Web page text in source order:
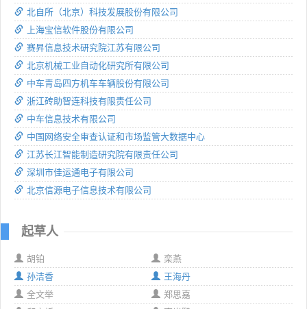
北自所（北京）科技发展股份有限公司
上海宝信软件股份有限公司
赛昇信息技术研究院江苏有限公司
北京机械工业自动化研究所有限公司
中车青岛四方机车车辆股份有限公司
浙江砖助智连科技有限责任公司
中车信息技术有限公司
中国网络安全审查认证和市场监管大数据中心
江苏长江智能制造研究院有限责任公司
深圳市佳运通电子有限公司
北京信源电子信息技术有限公司
起草人
胡铂
栾燕
孙洁香
王海丹
全文举
郑思嘉